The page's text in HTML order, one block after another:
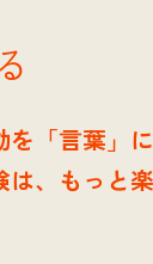
を「言葉」
は、もっと